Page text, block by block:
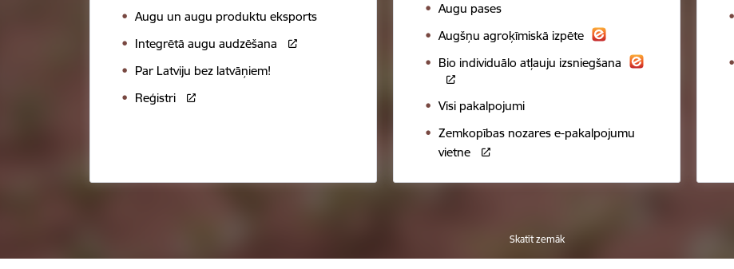
Augu un augu produktu eksports
Integrētā augu audzēšana
Par Latviju bez latvāņiem!
Reģistri
Augu pases
Augšņu agroķīmiskā izpēte
Bio individuālo atļauju izsniegšana
Visi pakalpojumi
Zemkopības nozares e-pakalpojumu
vietne
Skatīt zemāk